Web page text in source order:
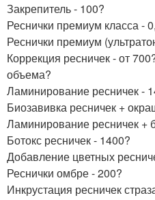
Закрепитель - 100?
Реснички премиум класса -
Реснички премиум
Коррекция ресничек - от
объема?
Ламинирование ресничек -
Биозавивка ресничек +
Ламинирование ресничек +
Ботокс ресничек - 1400?
Добавление цветных
Реснички омбре - 200?
Инкрустация ресничек